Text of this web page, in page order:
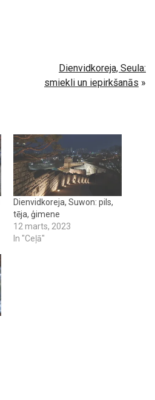
Dienvidkoreja, Seula:
smiekli un iepirkšanās »
Dienvidkoreja, Suwon: pils,
tēja, ģimene
12 marts, 2023
In "Ceļā"